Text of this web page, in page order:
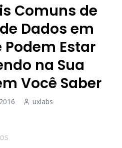
Comuns de
Dados em
Podem Estar
na Sua
Você Saber
uxlabs